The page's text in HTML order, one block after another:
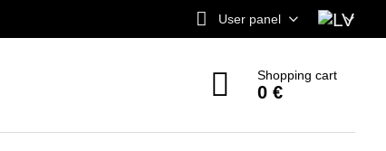
User panel
Shopping cart
0 €